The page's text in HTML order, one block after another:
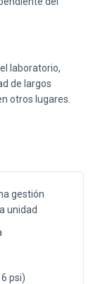
laboratorio,
de largos
otros lugares.
gestión
unidad
psi)